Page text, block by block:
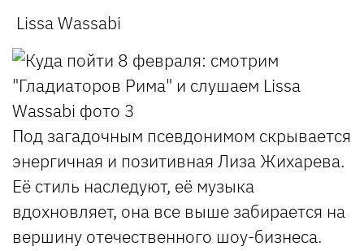
Lissa Wassabi
Под загадочным псевдонимом скрывается
энергичная и позитивная Лиза Жихарева.
Её стиль наследуют, её музыка
вдохновляет, она все выше забирается на
вершину отечественного шоу-бизнеса.